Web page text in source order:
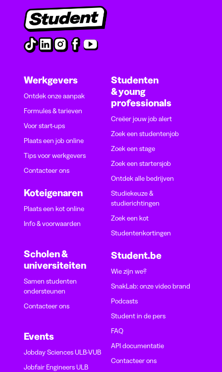
Werkgevers
Ontdek onze aanpak
Formules & tarieven
Voor start-ups
Plaats een job online
Tips voor werkgevers
Contacteer ons
Koteigenaren
Plaats een kot online
Info & voorwaarden
Scholen &
universiteiten
Samen studenten
ondersteunen
Contacteer ons
Events
Jobday Sciences ULB-VUB
Jobfair Engineers ULB
Studenten
& young
professionals
Creëer jouw job alert
Zoek een studentenjob
Zoek een stage
Zoek een startersjob
Ontdek alle bedrijven
Studiekeuze &
studierichtingen
Zoek een kot
Studentenkortingen
Student.be
Wie zijn we?
SnakLab: onze video brand
Podcasts
Student in de pers
FAQ
API documentatie
Contacteer ons